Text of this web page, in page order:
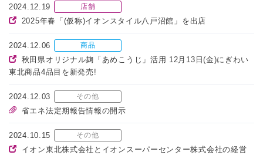
2024.12.19 店舗
2025年春「(仮称)イオンスタイル八戸沼館」を出店
2024.12.06 商品
秋田県オリジナル麹「あめこうじ」活用 12月13日(金)にぎわい
東北商品4品目を新発売!
2024.12.03 その他
省エネ法定期報告情報の開示
2024.10.15 その他
イオン東北株式会社とイオンスーパーセンター株式会社の経営